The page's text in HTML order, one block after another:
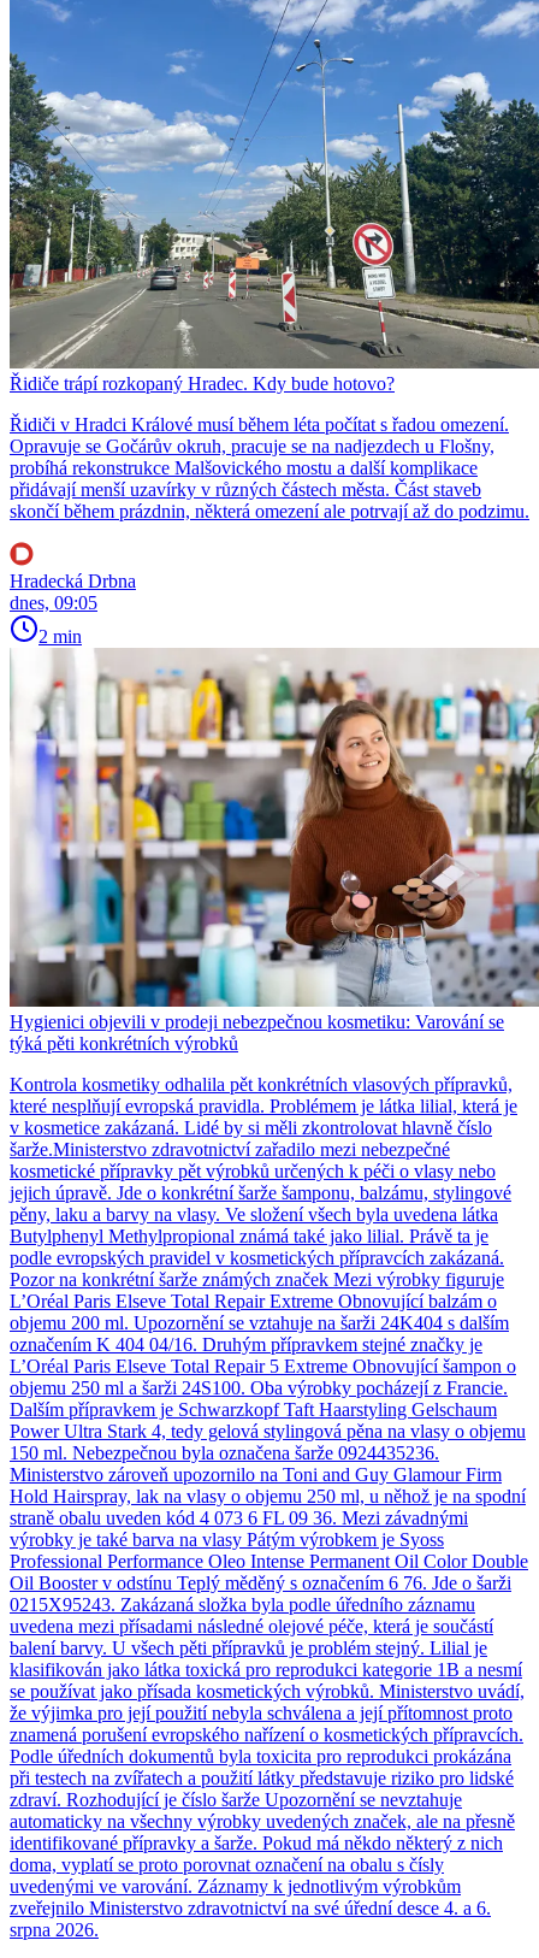
Řidiče trápí rozkopaný Hradec. Kdy bude hotovo?
Řidiči v Hradci Králové musí během léta počítat s řadou omezení.
Opravuje se Gočárův okruh, pracuje se na nadjezdech u Flošny,
probíhá rekonstrukce Malšovického mostu a další komplikace
přidávají menší uzavírky v různých částech města. Část staveb
skončí během prázdnin, některá omezení ale potrvají až do podzimu.
Hradecká Drbna
dnes, 09:05
2 min
Hygienici objevili v prodeji nebezpečnou kosmetiku: Varování se
týká pěti konkrétních výrobků
Kontrola kosmetiky odhalila pět konkrétních vlasových přípravků,
které nesplňují evropská pravidla. Problémem je látka lilial, která je
v kosmetice zakázaná. Lidé by si měli zkontrolovat hlavně číslo
šarže.Ministerstvo zdravotnictví zařadilo mezi nebezpečné
kosmetické přípravky pět výrobků určených k péči o vlasy nebo
jejich úpravě. Jde o konkrétní šarže šamponu, balzámu, stylingové
pěny, laku a barvy na vlasy. Ve složení všech byla uvedena látka
Butylphenyl Methylpropional známá také jako lilial. Právě ta je
podle evropských pravidel v kosmetických přípravcích zakázaná.
Pozor na konkrétní šarže známých značek Mezi výrobky figuruje
L’Oréal Paris Elseve Total Repair Extreme Obnovující balzám o
objemu 200 ml. Upozornění se vztahuje na šarži 24K404 s dalším
označením K 404 04/16. Druhým přípravkem stejné značky je
L’Oréal Paris Elseve Total Repair 5 Extreme Obnovující šampon o
objemu 250 ml a šarži 24S100. Oba výrobky pocházejí z Francie.
Dalším přípravkem je Schwarzkopf Taft Haarstyling Gelschaum
Power Ultra Stark 4, tedy gelová stylingová pěna na vlasy o objemu
150 ml. Nebezpečnou byla označena šarže 0924435236.
Ministerstvo zároveň upozornilo na Toni and Guy Glamour Firm
Hold Hairspray, lak na vlasy o objemu 250 ml, u něhož je na spodní
straně obalu uveden kód 4 073 6 FL 09 36. Mezi závadnými
výrobky je také barva na vlasy Pátým výrobkem je Syoss
Professional Performance Oleo Intense Permanent Oil Color Double
Oil Booster v odstínu Teplý měděný s označením 6 76. Jde o šarži
0215X95243. Zakázaná složka byla podle úředního záznamu
uvedena mezi přísadami následné olejové péče, která je součástí
balení barvy. U všech pěti přípravků je problém stejný. Lilial je
klasifikován jako látka toxická pro reprodukci kategorie 1B a nesmí
se používat jako přísada kosmetických výrobků. Ministerstvo uvádí,
že výjimka pro její použití nebyla schválena a její přítomnost proto
znamená porušení evropského nařízení o kosmetických přípravcích.
Podle úředních dokumentů byla toxicita pro reprodukci prokázána
při testech na zvířatech a použití látky představuje riziko pro lidské
zdraví. Rozhodující je číslo šarže Upozornění se nevztahuje
automaticky na všechny výrobky uvedených značek, ale na přesně
identifikované přípravky a šarže. Pokud má někdo některý z nich
doma, vyplatí se proto porovnat označení na obalu s čísly
uvedenými ve varování. Záznamy k jednotlivým výrobkům
zveřejnilo Ministerstvo zdravotnictví na své úřední desce 4. a 6.
srpna 2026.